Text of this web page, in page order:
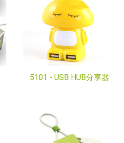
5101 - USB HUB分享器